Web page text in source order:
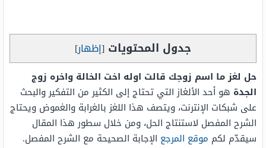
جدول المحتويات [إظهار]
حل لغز ما اسم زوجك قالت اوله اخت الخالة واخره زوج
الجدة هو أحد الألغاز التي تحتاج إلى الكثير من التفكير والبحث
على شبكات الإنترنت، ويتصف هذا اللغز بالغرابة والغموض ويحتاج
الشرح المفصل لاستنتاج الحل، ومن خلال سطور هذا المقال
سيقدّم لكم موقع المرجع الإجابة الصحيحة مع الشرح المفصل.